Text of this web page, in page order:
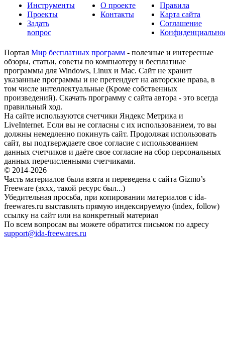
Инструменты
Проекты
Задать
вопрос
О проекте
Контакты
Правила
Карта сайта
Соглашение
Портал Мир бесплатных программ - полезные и интересные
обзоры, статьи, советы по компьютеру и бесплатные
программы для Windows, Linux и Mac. Сайт не хранит
указанные программы и не претендует на авторские права, в
том числе интеллектуальные (Кроме собственных
произведений). Скачать программу с сайта автора - это всегда
правильный ход.
На сайте используются счетчики Яндекс Метрика и
LiveInternet. Если вы не согласны с их использованием, то вы
должны немедленно покинуть сайт. Продолжая использовать
сайт, вы подтверждаете свое согласие с использованием
данных счетчиков и даёте свое согласие на сбор персональных
данных перечисленными счетчиками.
© 2014-2026
Часть материалов была взята и переведена с сайта Gizmo’s
Freeware (эххх, такой ресурс был...)
Убедительная просьба, при копировании материалов с ida-
freewares.ru выставлять прямую индексируемую (index, follow)
ссылку на сайт или на конкретный материал
По всем вопросам вы можете обратится письмом по адресу
support@ida-freewares.ru